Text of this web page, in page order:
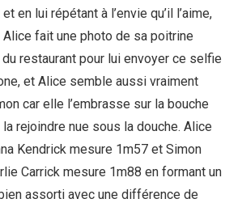
en lui répétant à l’envie qu’il l’aime,
fait une photo de sa poitrine
restaurant pour lui envoyer ce selfie
et Alice semble aussi vraiment
car elle l’embrasse sur la bouche
rejoindre nue sous la douche. Alice
Kendrick mesure 1m57 et Simon
Carrick mesure 1m88 en formant un
assorti avec une différence de